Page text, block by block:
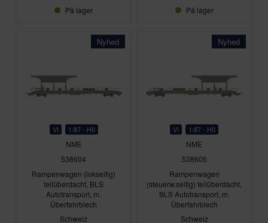
På lager På lager
Nyhed
VI 1:87 - H0
NME
538604
Rampenwagen (lokseitig)
teilüberdacht, BLS
Autotransport, m.
Überfahrblech
Schweiz
Nyhed
VI 1:87 - H0
NME
538605
Rampenwagen
(steuerw.seitig) teilüberdacht,
BLS Autotransport, m.
Überfahrblech
Schweiz